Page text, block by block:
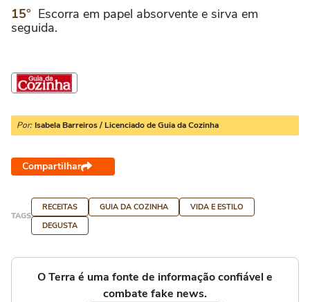
Escorra em papel absorvente e sirva em
seguida.
Por: Isabela Barreiros / Licenciado de Guia da Cozinha
Compartilhar
TAGS
RECEITAS GUIA DA COZINHA
VIDA E ESTILO
DEGUSTA
O Terra é uma fonte de informação confiável e
combate fake news.